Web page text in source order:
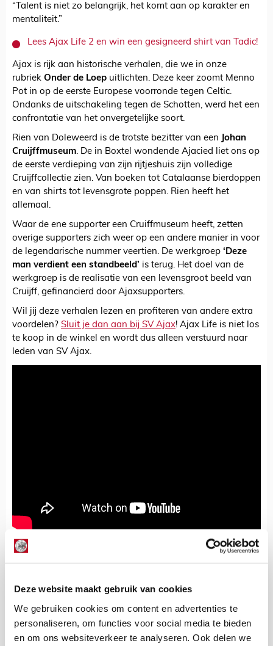
Deze website maakt gebruik van cookies
We gebruiken cookies om content en advertenties te
personaliseren, om functies voor social media te bieden
en om ons websiteverkeer te analyseren. Ook delen we
“Talent is niet zo belangrijk, het komt aan op karakter en
mentaliteit.”
Lees Ajax Life 2 en win een gesigneerd shirt van Tadic!
Ajax is rijk aan historische verhalen, die we in onze
rubriek Onder de Loep uitlichten. Deze keer zoomt Menno
Pot in op de eerste Europese voorronde tegen Celtic.
Ondanks de uitschakeling tegen de Schotten, werd het een
confrontatie van het onvergetelijke soort.
Rien van Doleweerd is de trotste bezitter van een
Johan
Cruijffmuseum. De in Boxtel wondende Ajacied liet ons op
de eerste verdieping van zijn rijtjeshuis zijn volledige
Cruijffcollectie zien. Van boeken tot Catalaanse bierdoppen
en van shirts tot levensgrote poppen. Rien heeft het
allemaal.
Waar de ene supporter een Cruiffmuseum heeft, zetten
overige supporters zich weer op een andere manier in voor
de legendarische nummer veertien. De werkgroep ‘Deze
man verdient een standbeeld’ is terug. Het doel van de
werkgroep is de realisatie van een levensgroot beeld van
Cruijff, gefinancierd door Ajaxsupporters.
Wil jij deze verhalen lezen en profiteren van andere extra
voordelen? Sluit je dan aan bij SV Ajax! Ajax Life is niet los
te koop in de winkel en wordt dus alleen verstuurd naar
leden van SV Ajax.
Net binnen //